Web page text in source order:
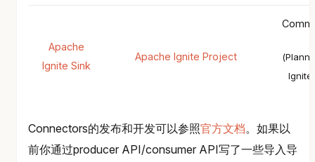
Apache
Ignite Sink
Apache Ignite Project
Ignite
Connectors的发布和开发可以参照官方文档。如果以
前你通过producer API/consumer API写了一些导入导